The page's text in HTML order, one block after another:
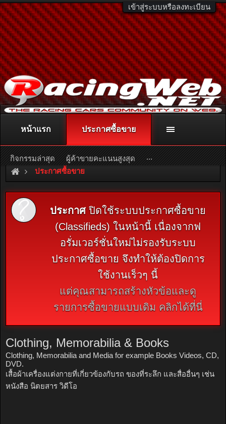
เข้าสู่ระบบหรือลงทะเบียน
ติดต่อลงโฆษณา racingweb@gmail.com
หรือโทร. 081-811-1138
หรืออ่านรายละเอียดเพิ่มเติม คลิกที่นี่
ประกาศซื้อขาย
ประกาศปิดใช้ระบบประกาศซื้อขาย
(Classifieds) ในหน้านี้ เนื่องจากฟ
อรั่มเวอร์ชั่นใหม่ไม่รองรับระบบ
ประกาศซื้อขาย จึงทำให้ต้องปิดการ
ใช้งานเร็วๆ นี้
แต่คุณสามารถสร้างหัวข้อและดู
รายการซื้อขายแบบเดิม คลิกได้ที่นี่
Clothing, Memorabilia & Books
Clothing, Memorabilia and Media for example Books Videos, CD,
DVD.
เสื้อผ้าเครื่องแต่งกายที่เกี่ยวข้องกับรถ ของที่ระลึก และสื่ออื่นๆ เช่น
หนังสือ นิตยสาร วิดีโอ
หน้าแรก ประกาศซื้อขาย
กิจกรรมล่าสุด ผู้ค้าขายคะแนนสูงสุด ...